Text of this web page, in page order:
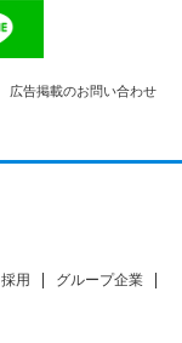
広告掲載のお問い合わせ
採用
グループ企業